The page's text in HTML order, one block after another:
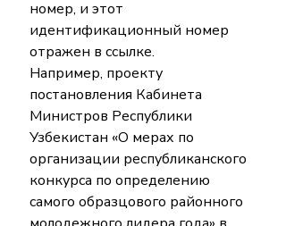
номер, и этот
идентификационный номер
отражен в ссылке.
Например, проекту
постановления Кабинета
Министров Республики
Узбекистан «О мерах по
организации республиканского
конкурса по определению
самого образцового районного